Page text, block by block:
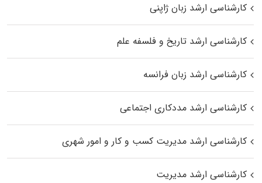
کارشناسی ارشد زبان ژاپنی
کارشناسی ارشد تاریخ و فلسفه علم
کارشناسی ارشد زبان فرانسه
کارشناسی ارشد مددکاری اجتماعی
کارشناسی ارشد مدیریت کسب و کار و امور شهری
کارشناسی ارشد مدیریت